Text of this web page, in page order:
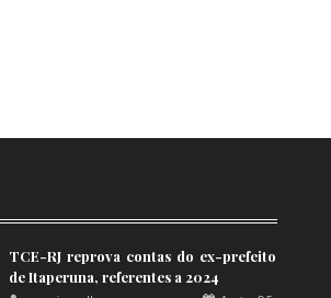
TCE-RJ reprova contas do ex-prefeito
de Itaperuna, referentes a 2024